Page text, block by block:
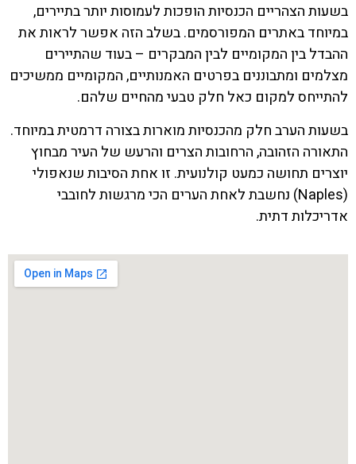
בשעות הצהריים הכנסיות הופכות לעמוסות יותר בתיירים,
במיוחד באתרים המפורסמים. בשלב הזה אפשר לראות את
ההבדל בין המקומיים לבין המבקרים – בעוד שהתיירים
מצלמים ומתבוננים בפרטים האמנותיים, המקומיים ממשיכים
להתייחס למקום כאל חלק טבעי מהחיים שלהם.
בשעות הערב חלק מהכנסיות מוארות בצורה דרמטית במיוחד.
התאורה הזהובה, הרחובות הצרים והרעש של העיר מבחוץ
יוצרים תחושה כמעט קולנועית. זו אחת הסיבות שנאפולי
(Naples) נחשבת לאחת הערים הכי מרגשות לחובבי
אדריכלות דתית.